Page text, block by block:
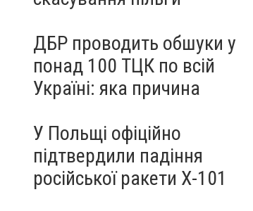
ДБР проводить обшуки у
понад 100 ТЦК по всій
Україні: яка причина
У Польщі офіційно
підтвердили падіння
російської ракети Х-101